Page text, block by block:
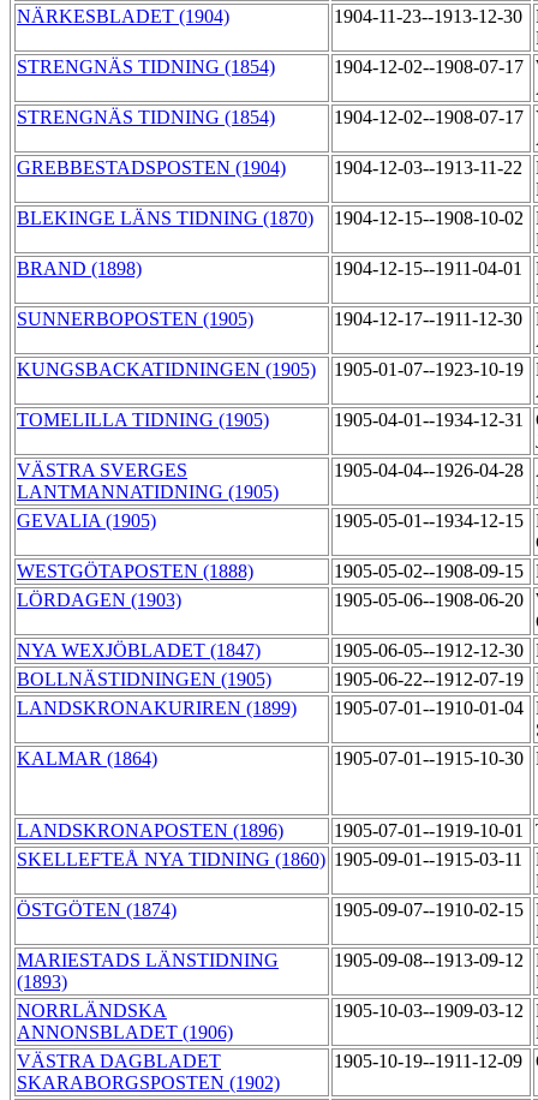
NÄRKESBLADET (1904)
1904-11-23--1913-12-30
STRENGNÄS TIDNING (1854)
1904-12-02--1908-07-17
STRENGNÄS TIDNING (1854)
1904-12-02--1908-07-17
GREBBESTADSPOSTEN (1904)
1904-12-03--1913-11-22
BLEKINGE LÄNS TIDNING (1870)
1904-12-15--1908-10-02
BRAND (1898)
1904-12-15--1911-04-01
SUNNERBOPOSTEN (1905)
1904-12-17--1911-12-30
KUNGSBACKATIDNINGEN (1905)
1905-01-07--1923-10-19
TOMELILLA TIDNING (1905)
1905-04-01--1934-12-31
VÄSTRA SVERGES
LANTMANNATIDNING (1905)
1905-04-04--1926-04-28
GEVALIA (1905)
1905-05-01--1934-12-15
WESTGÖTAPOSTEN (1888)
1905-05-02--1908-09-15
LÖRDAGEN (1903)
1905-05-06--1908-06-20
NYA WEXJÖBLADET (1847)
1905-06-05--1912-12-30
BOLLNÄSTIDNINGEN (1905)
1905-06-22--1912-07-19
LANDSKRONAKURIREN (1899)
1905-07-01--1910-01-04
KALMAR (1864)
1905-07-01--1915-10-30
LANDSKRONAPOSTEN (1896) 1905-07-01--1919-10-01
SKELLEFTEÅ NYA TIDNING (1860) 1905-09-01--1915-03-11
ÖSTGÖTEN (1874)
1905-09-07--1910-02-15
MARIESTADS LÄNSTIDNING
(1893)
1905-09-08--1913-09-12
NORRLÄNDSKA
ANNONSBLADET (1906)
1905-10-03--1909-03-12
VÄSTRA DAGBLADET
SKARABORGSPOSTEN (1902)
1905-10-19--1911-12-09